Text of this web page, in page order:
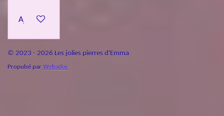
Ajouter au panier
© 2023 - 2026 Les jolies pierres d'Emma
Propulsé par Webador